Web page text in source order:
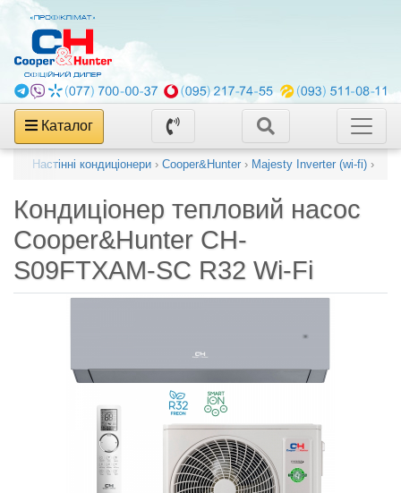
Каталог
Настінні кондиціонери › Cooper&Hunter › Majesty Inverter (wi-fi) ›
Кондиціонер тепловий насос
Cooper&Hunter CH-
S09FTXAM-SC R32 Wi-Fi